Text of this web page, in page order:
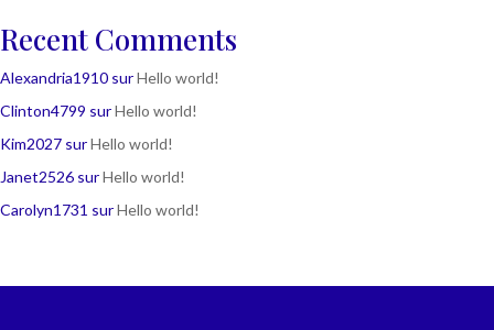
Recent Comments
Alexandria1910 surHello world!
Clinton4799 surHello world!
Kim2027 surHello world!
Janet2526 surHello world!
Carolyn1731 surHello world!